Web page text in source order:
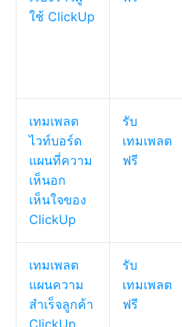
ใช้ ClickUp
เทมเพลต
ไวท์บอร์ด
แผนที่ความ
เห็นอก
เห็นใจของ
ClickUp
รับ
เทมเพลต
ฟรี
เทมเพลต
แผนความ
สำเร็จลูกค้า
ClickUp
รับ
เทมเพลต
ฟรี